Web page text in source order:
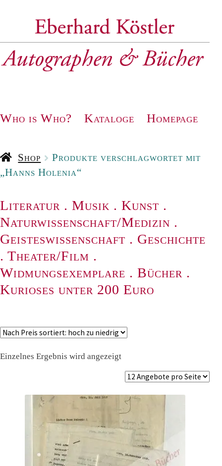
Navigation
Who is Who? Kataloge Homepage
Shop
Produkte verschlagwortet mit
„Hanns Holenia“
Literatur . Musik . Kunst .
Naturwissenschaft/Medizin .
Geisteswissenschaft . Geschichte
. Theater/Film .
Widmungsexemplare . Bücher .
Kurioses unter 200 Euro
Einzelnes Ergebnis wird angezeigt